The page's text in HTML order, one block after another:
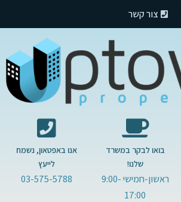
צור קשר
בואו לבקר במשרד
שלנו!
ראשון-חמישי 9:00-
17:00
אנו באפטאון, נשמח
לייעץ
03-575-5788